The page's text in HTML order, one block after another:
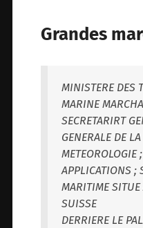
Grandes
MINISTERE DES
MARINE
SECRETARIRT
GENERALE DE LA
METEOROLOGIE
APPLICATIONS ;
MARITIME
SUISSE
DERRIERE LE